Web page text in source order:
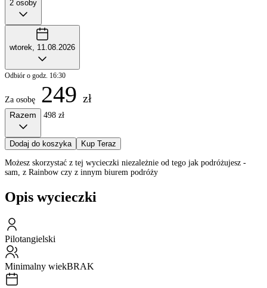
2 osoby
wtorek, 11.08.2026
Odbiór o godz. 16:30
Za osobę 249 zł
Razem 498 zł
Dodaj do koszyka Kup Teraz
Możesz skorzystać z tej wycieczki niezależnie od tego jak podróżujesz -
sam, z Rainbow czy z innym biurem podróży
Opis wycieczki
Pilotangielski
Minimalny wiekBRAK